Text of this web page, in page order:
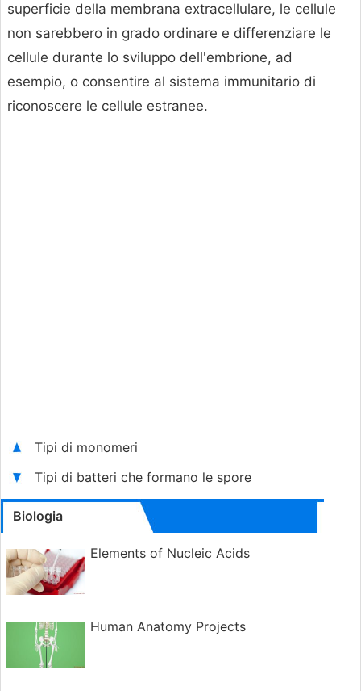
superficie della membrana extracellulare, le cellule
non sarebbero in grado ordinare e differenziare le
cellule durante lo sviluppo dell'embrione, ad
esempio, o consentire al sistema immunitario di
riconoscere le cellule estranee.
Tipi di monomeri
Tipi di batteri che formano le spore
Biologia
Elements of Nucleic Acids
Human Anatomy Projects